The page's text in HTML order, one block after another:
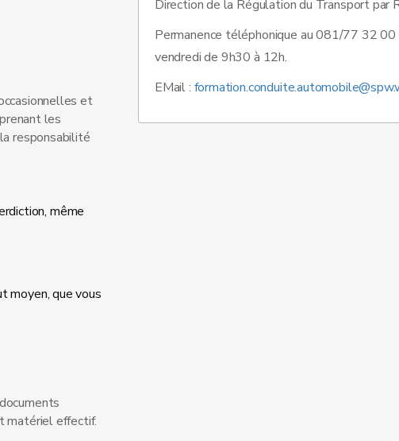
et
les
responsabilité
même
moyen, que vous
matériel effectif.
Direction de la Régulation du Transport par
Permanence téléphonique au 081/77 32 00
vendredi de 9h30 à 12h.
EMail :